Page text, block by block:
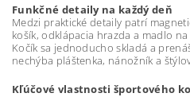
Funkčné detaily na každý deň
Medzi praktické detaily patrí
košík, odklápacia hrazda a madlo
Kočík sa jednoducho skladá a
nechýba pláštenka, nánožník a
Kľúčové vlastnosti športového